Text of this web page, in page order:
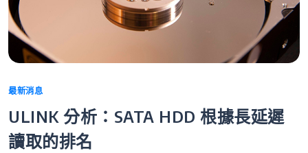
Categories
最新消息
ULINK 分析：SATA HDD 根據長延遲
讀取的排名